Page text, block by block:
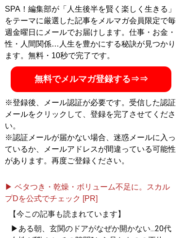
Webマガジン『bizSPA!フレッシュ(ビズスパ)』
若者が本当に知りたいビジネスニュースの「ホンネとリ
アル」、SNS・ネットで話題の「トピックス」をお届け
します。
SPA！編集部が「人生後半を賢く楽しく生きる」
をテーマに厳選した記事をメルマガ会員限定で毎
週金曜日にメールでお届けします。仕事・お金・
性・人間関係…人生を豊かにする秘訣が見つかり
ます。無料・10秒で完了です。
無料でメルマガ登録する⇒⇒
※登録後、メール認証が必要です。受信した認証
メールをクリックして、登録を完了させてくださ
い。
※認証メールが届かない場合、迷惑メールに入っ
ているか、メールアドレスが間違っている可能性
があります。再度ご登録ください。
▶ ベタつき・乾燥・ボリューム不足に。スカル
プDを公式でチェック [PR]
【今この記事も読まれています】
▶ある朝、玄関のドアがなぜか開かない...20代